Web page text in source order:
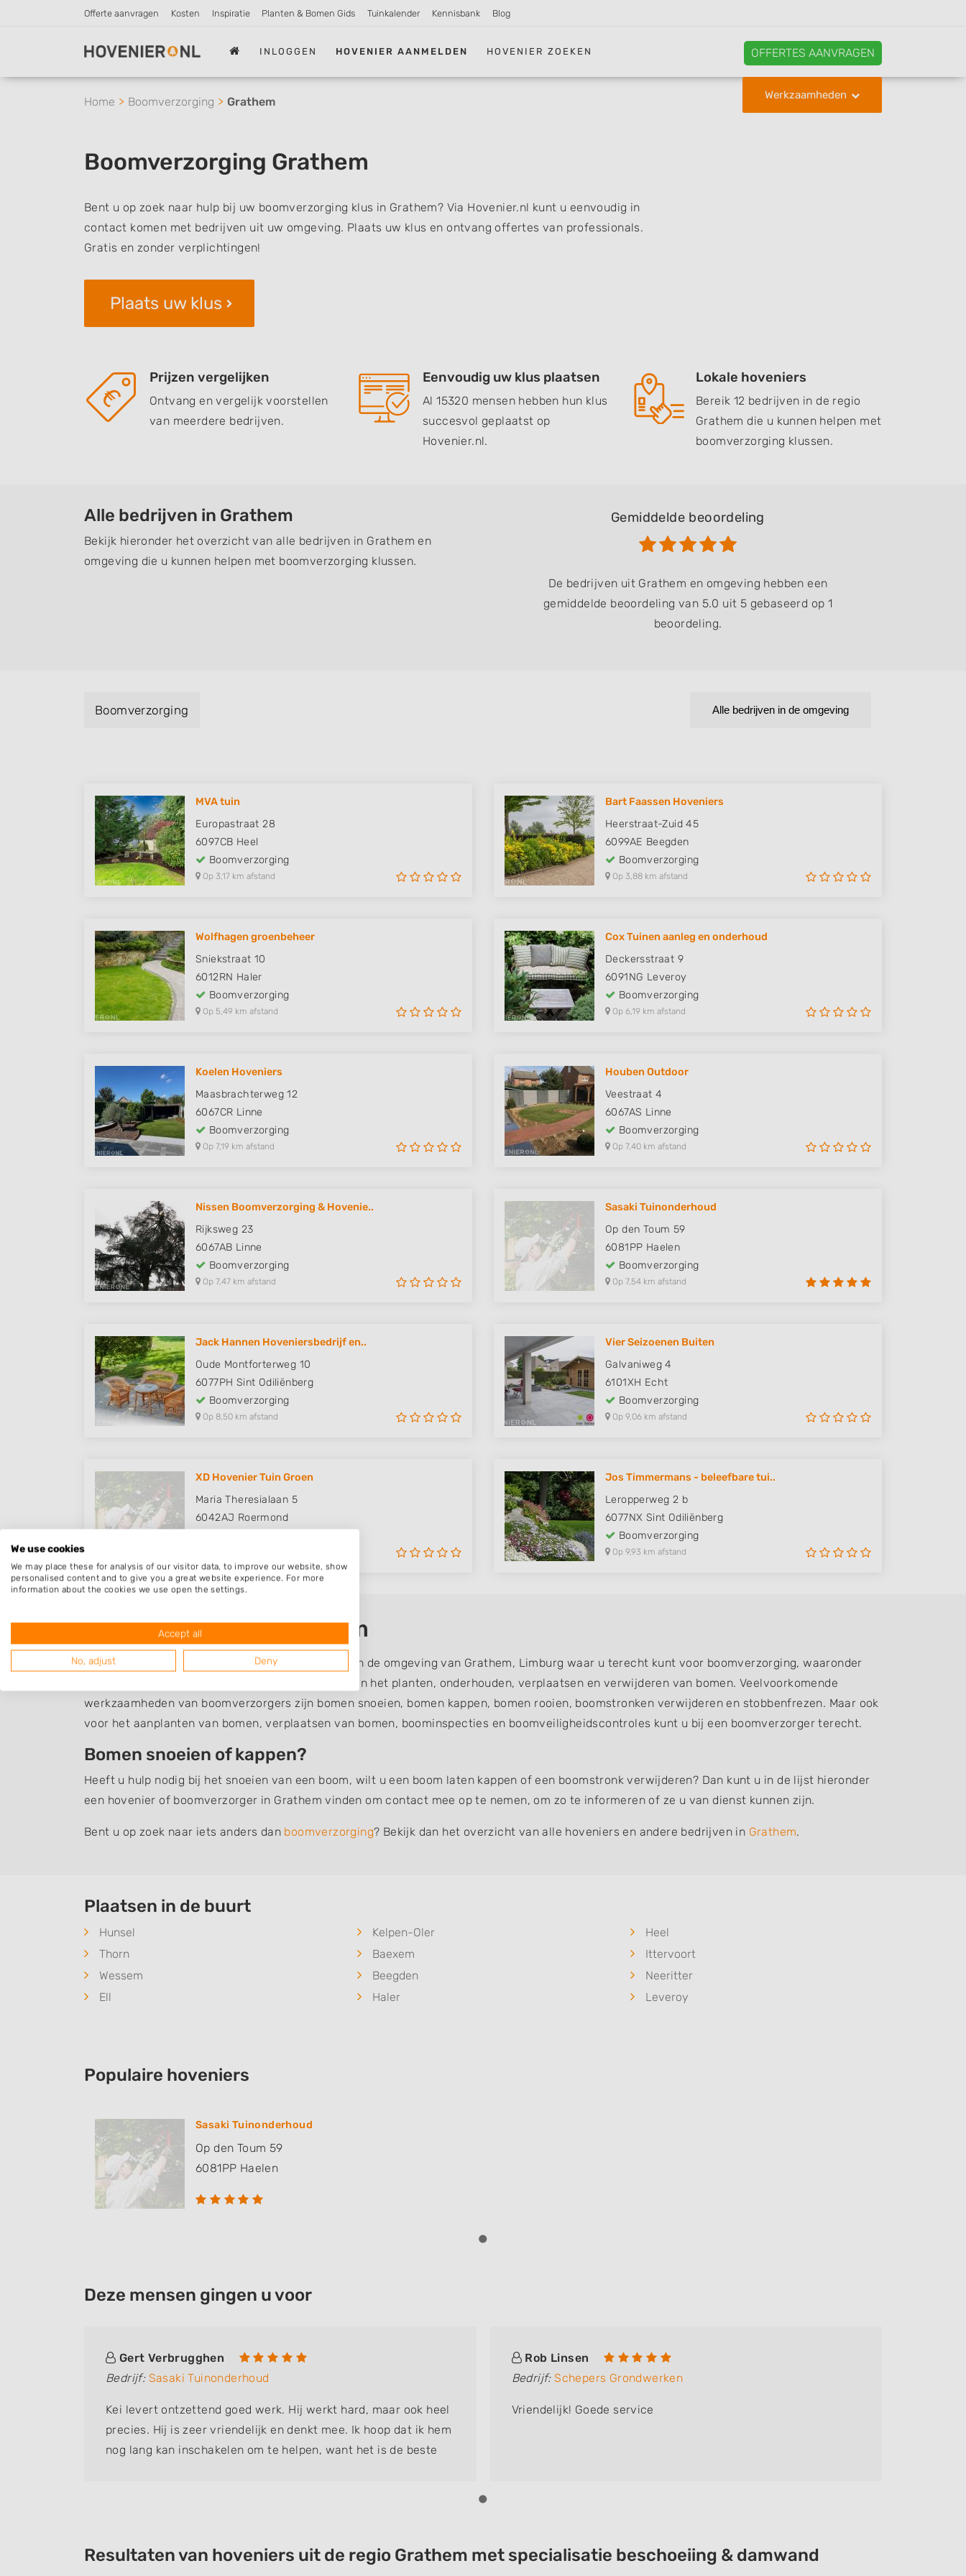
Offerte aanvragen Kosten Inspiratie Planten & Bomen Gids Tuinkalender Kennisbank Blog
INLOGGEN HOVENIER AANMELDEN HOVENIER ZOEKEN OFFERTES AANVRAGEN
Werkzaamheden
Home Boomverzorging Grathem
Boomverzorging Grathem
Bent u op zoek naar hulp bij uw boomverzorging klus in Grathem? Via Hovenier.nl kunt u eenvoudig in
contact komen met bedrijven uit uw omgeving. Plaats uw klus en ontvang offertes van professionals.
Gratis en zonder verplichtingen!
Plaats uw klus
Prijzen vergelijken
Ontvang en vergelijk voorstellen
van meerdere bedrijven.
Eenvoudig uw klus plaatsen
Al 15320 mensen hebben hun klus
succesvol geplaatst op
Hovenier.nl.
Lokale hoveniers
Bereik 12 bedrijven in de regio
Grathem die u kunnen helpen met
boomverzorging klussen.
Alle bedrijven in Grathem
Bekijk hieronder het overzicht van alle bedrijven in Grathem en
omgeving die u kunnen helpen met boomverzorging klussen.
Gemiddelde beoordeling
De bedrijven uit Grathem en omgeving hebben een
gemiddelde beoordeling van 5.0 uit 5 gebaseerd op 1
beoordeling.
Boomverzorging Alle bedrijven in de omgeving
MVA tuin
Europastraat 28
6097CB Heel
Boomverzorging
Op 3,17 km afstand
Bart Faassen Hoveniers
Heerstraat-Zuid 45
6099AE Beegden
Boomverzorging
Op 3,88 km afstand
Wolfhagen groenbeheer
Sniekstraat 10
6012RN Haler
Boomverzorging
Op 5,49 km afstand
Cox Tuinen aanleg en onderhoud
Deckersstraat 9
6091NG Leveroy
Boomverzorging
Op 6,19 km afstand
Koelen Hoveniers
Maasbrachterweg 12
6067CR Linne
Boomverzorging
Op 7,19 km afstand
Houben Outdoor
Veestraat 4
6067AS Linne
Boomverzorging
Op 7,40 km afstand
Nissen Boomverzorging & Hovenie..
Rijksweg 23
6067AB Linne
Boomverzorging
Op 7,47 km afstand
Sasaki Tuinonderhoud
Op den Toum 59
6081PP Haelen
Boomverzorging
Op 7,54 km afstand
Jack Hannen Hoveniersbedrijf en..
Oude Montforterweg 10
6077PH Sint Odiliënberg
Boomverzorging
Op 8,50 km afstand
Vier Seizoenen Buiten
Galvaniweg 4
6101XH Echt
Boomverzorging
Op 9,06 km afstand
XD Hovenier Tuin Groen
Maria Theresialaan 5
6042AJ Roermond
Jos Timmermans - beleefbare tui..
Leropperweg 2 b
6077NX Sint Odiliënberg
Boomverzorging
Op 9,93 km afstand
Boomverzorging Grathem
Een overzicht van hoveniers en boomverzorgers in de omgeving van Grathem, Limburg waar u terecht kunt voor boomverzorging, waaronder
alle werkzaamheden vallen die zijn gerelateerd aan het planten, onderhouden, verplaatsen en verwijderen van bomen. Veelvoorkomende
werkzaamheden van boomverzorgers zijn bomen snoeien, bomen kappen, bomen rooien, boomstronken verwijderen en stobbenfrezen. Maar ook
voor het aanplanten van bomen, verplaatsen van bomen, boominspecties en boomveiligheidscontroles kunt u bij een boomverzorger terecht.
Bomen snoeien of kappen?
Heeft u hulp nodig bij het snoeien van een boom, wilt u een boom laten kappen of een boomstronk verwijderen? Dan kunt u in de lijst hieronder
een hovenier of boomverzorger in Grathem vinden om contact mee op te nemen, om zo te informeren of ze u van dienst kunnen zijn.
Bent u op zoek naar iets anders dan boomverzorging? Bekijk dan het overzicht van alle hoveniers en andere bedrijven in Grathem.
Plaatsen in de buurt
Hunsel Kelpen-Oler
Heel
Thorn
Baexem
Ittervoort
Wessem
Beegden
Neeritter
Ell
Haler Leveroy
Populaire hoveniers
Sasaki Tuinonderhoud
Op den Toum 59
6081PP Haelen
Deze mensen gingen u voor
Gert Verbrugghen
Bedrijf: Sasaki Tuinonderhoud
Kei levert ontzettend goed werk. Hij werkt hard, maar ook heel
precies. Hij is zeer vriendelijk en denkt mee. Ik hoop dat ik hem
nog lang kan inschakelen om te helpen, want het is de beste
Rob Linsen
Bedrijf: Schepers Grondwerken
Vriendelijk! Goede service
Resultaten van hoveniers uit de regio Grathem met specialisatie beschoeiing & damwand
We use cookies
We may place these for analysis of our visitor data, to improve our website, show
personalised content and to give you a great website experience. For more
information about the cookies we use open the settings.
Accept all
No, adjust Deny